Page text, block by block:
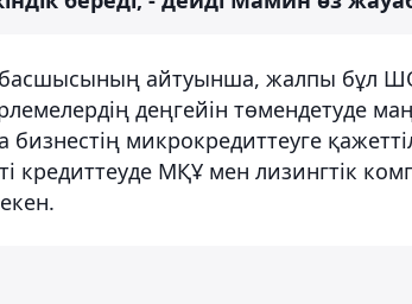
басшысының айтуынша, жалпы бұл
деңгейін төмендетуде
бизнестің микрокредиттеуге
кредиттеуде МҚҰ мен лизингтік